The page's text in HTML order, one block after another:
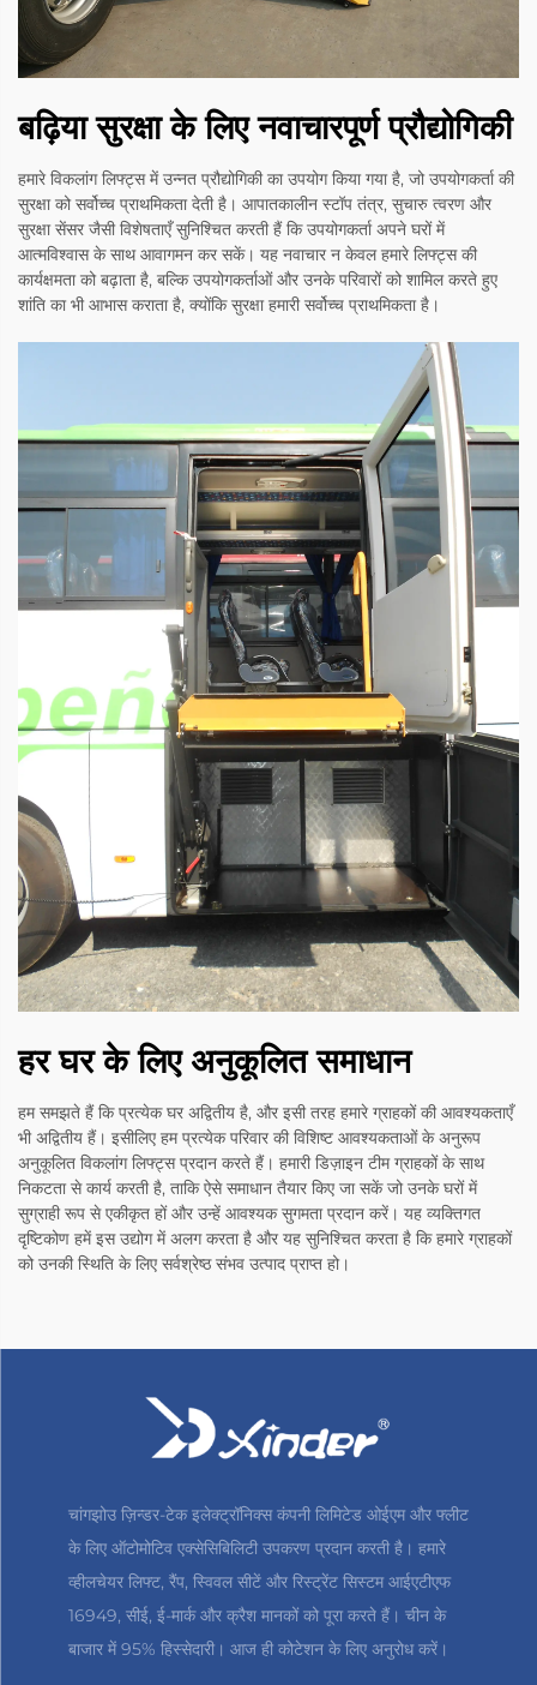
बढ़िया सुरक्षा के लिए नवाचारपूर्ण प्रौद्योगिकी
हमारे विकलांग लिफ्ट्स में उन्नत प्रौद्योगिकी का उपयोग किया गया है, जो उपयोगकर्ता की
सुरक्षा को सर्वोच्च प्राथमिकता देती है। आपातकालीन स्टॉप तंत्र, सुचारु त्वरण और
सुरक्षा सेंसर जैसी विशेषताएँ सुनिश्चित करती हैं कि उपयोगकर्ता अपने घरों में
आत्मविश्वास के साथ आवागमन कर सकें। यह नवाचार न केवल हमारे लिफ्ट्स की
कार्यक्षमता को बढ़ाता है, बल्कि उपयोगकर्ताओं और उनके परिवारों को शामिल करते हुए
शांति का भी आभास कराता है, क्योंकि सुरक्षा हमारी सर्वोच्च प्राथमिकता है।
हर घर के लिए अनुकूलित समाधान
हम समझते हैं कि प्रत्येक घर अद्वितीय है, और इसी तरह हमारे ग्राहकों की आवश्यकताएँ
भी अद्वितीय हैं। इसीलिए हम प्रत्येक परिवार की विशिष्ट आवश्यकताओं के अनुरूप
अनुकूलित विकलांग लिफ्ट्स प्रदान करते हैं। हमारी डिज़ाइन टीम ग्राहकों के साथ
निकटता से कार्य करती है, ताकि ऐसे समाधान तैयार किए जा सकें जो उनके घरों में
सुग्राही रूप से एकीकृत हों और उन्हें आवश्यक सुगमता प्रदान करें। यह व्यक्तिगत
दृष्टिकोण हमें इस उद्योग में अलग करता है और यह सुनिश्चित करता है कि हमारे ग्राहकों
को उनकी स्थिति के लिए सर्वश्रेष्ठ संभव उत्पाद प्राप्त हो।
चांगझोउ ज़िन्डर-टेक इलेक्ट्रॉनिक्स कंपनी लिमिटेड ओईएम और फ्लीट
के लिए ऑटोमोटिव एक्सेसिबिलिटी उपकरण प्रदान करती है। हमारे
व्हीलचेयर लिफ्ट, रैंप, स्विवल सीटें और रिस्ट्रेंट सिस्टम आईएटीएफ
16949, सीई, ई-मार्क और क्रैश मानकों को पूरा करते हैं। चीन के
बाजार में 95% हिस्सेदारी। आज ही कोटेशन के लिए अनुरोध करें।